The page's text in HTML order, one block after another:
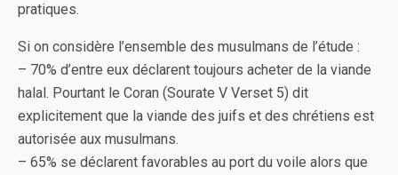
pratiques.
Si on considère l’ensemble des musulmans de l’étude :
– 70% d’entre eux déclarent toujours acheter de la viande
halal. Pourtant le Coran (Sourate V Verset 5) dit
explicitement que la viande des juifs et des chrétiens est
autorisée aux musulmans.
– 65% se déclarent favorables au port du voile alors que